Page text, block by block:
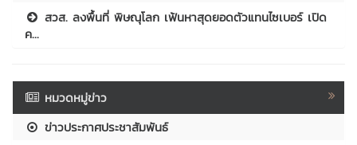
สวส. ลงพื้นที่ พิษณุโลก เฟ้นหาสุดยอดตัวแทนไซเบอร์ เปิด
ค...
หมวดหมู่ข่าว
ข่าวประกาศประชาสัมพันธ์